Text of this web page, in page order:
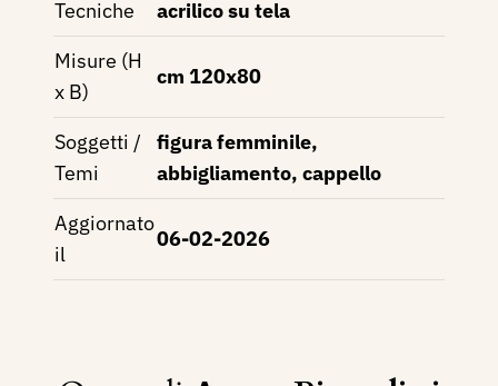
Tecniche
acrilico su tela
Misure (H
x B)
cm 120x80
Soggetti /
Temi
figura femminile,
abbigliamento, cappello
Aggiornato
il
06-02-2026